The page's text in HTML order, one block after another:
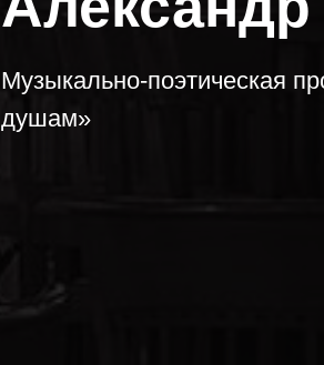
Музыкально-поэтическая
душам»